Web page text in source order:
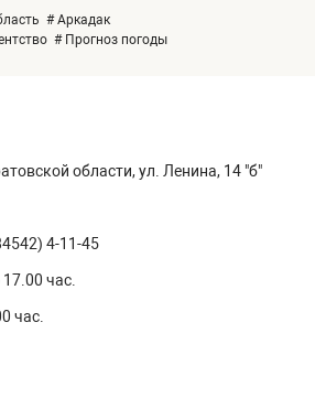
# Аркадак
# Прогноз погоды
области, ул. Ленина, 14 "б"
4-11-45
час.
час.